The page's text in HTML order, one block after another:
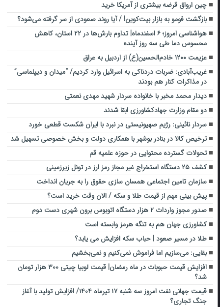
چین ارواق قرضه بیشتری از آمریکا خرید
بازگشت فومو به بازار بیت‌کوین! / آیا روند صعودی از سر گرفته می‌شود؟
هواشناسی امروز؛ ۶ اسفندماه| تداوم بارش‌ها در ۲۲ استان، کاهش
محسوس دما طی سه روز آینده
عزیمت ۱۲۰۰ خادم‌الحسین(ع) از اردبیل به عراق
غریب‌آبادی: ضربات دردناکی به اسرائیل وارد کردیم/ “میدان و دیپلماسی”
در ‌مذاکرات‌ کنار هم بودند
دیدار محمد مخبر با خانواده سردار شهید مهدی نعمتی
دو مقام وزارت جهادکشاورزی ابقا شدند
سردار نائینی: رژیم صهیونیستی در نبرد با ایران شکست قطعی خورد
ترخیص کالا در بنادر بوشهر با همکاری دولت و بخش خصوصی تسهیل شد
تحولات گسترده محتوایی در حوزه علمیه قم
کشف ۲۵ دستگاه استخراج غیر مجاز رمز ارز در تونل زیرزمینی
سازمان تامین اجتماعی همسان سازی حقوق را به جریان انداخت
پیش بینی مهم از قیمت طلا و سکه / الان وقت خرید است؟
صدور مجوز واردات ۲ هزار دستگاه اتوبوس برون شهری دست دوم
کشاورزی جهان هم به تنگه هرمز وابسته است
طلا در مسیر صعود | حباب سکه افزایش می یابد؟
بقایی: می‌سازیم اما فراموش نمی‌کنیم و نمی‌بخشیم
افزایش قیمت حبوبات در ماه رمضان| قیمت لوبیا چیتی ۳۰۰ هزار تومان
شد؟
قیمت جهانی نفت امروز سه شنبه ۱۷ تیرماه ۱۴۰۴/ افزایش تولید با آغاز
جنگ تجاری؟